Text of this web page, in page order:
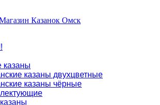
казаны
казаны двухцветные
казаны чёрные